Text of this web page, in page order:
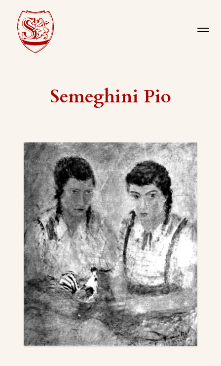
Semeghini Pio